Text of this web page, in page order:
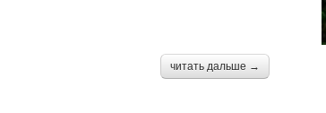
читать дальше →